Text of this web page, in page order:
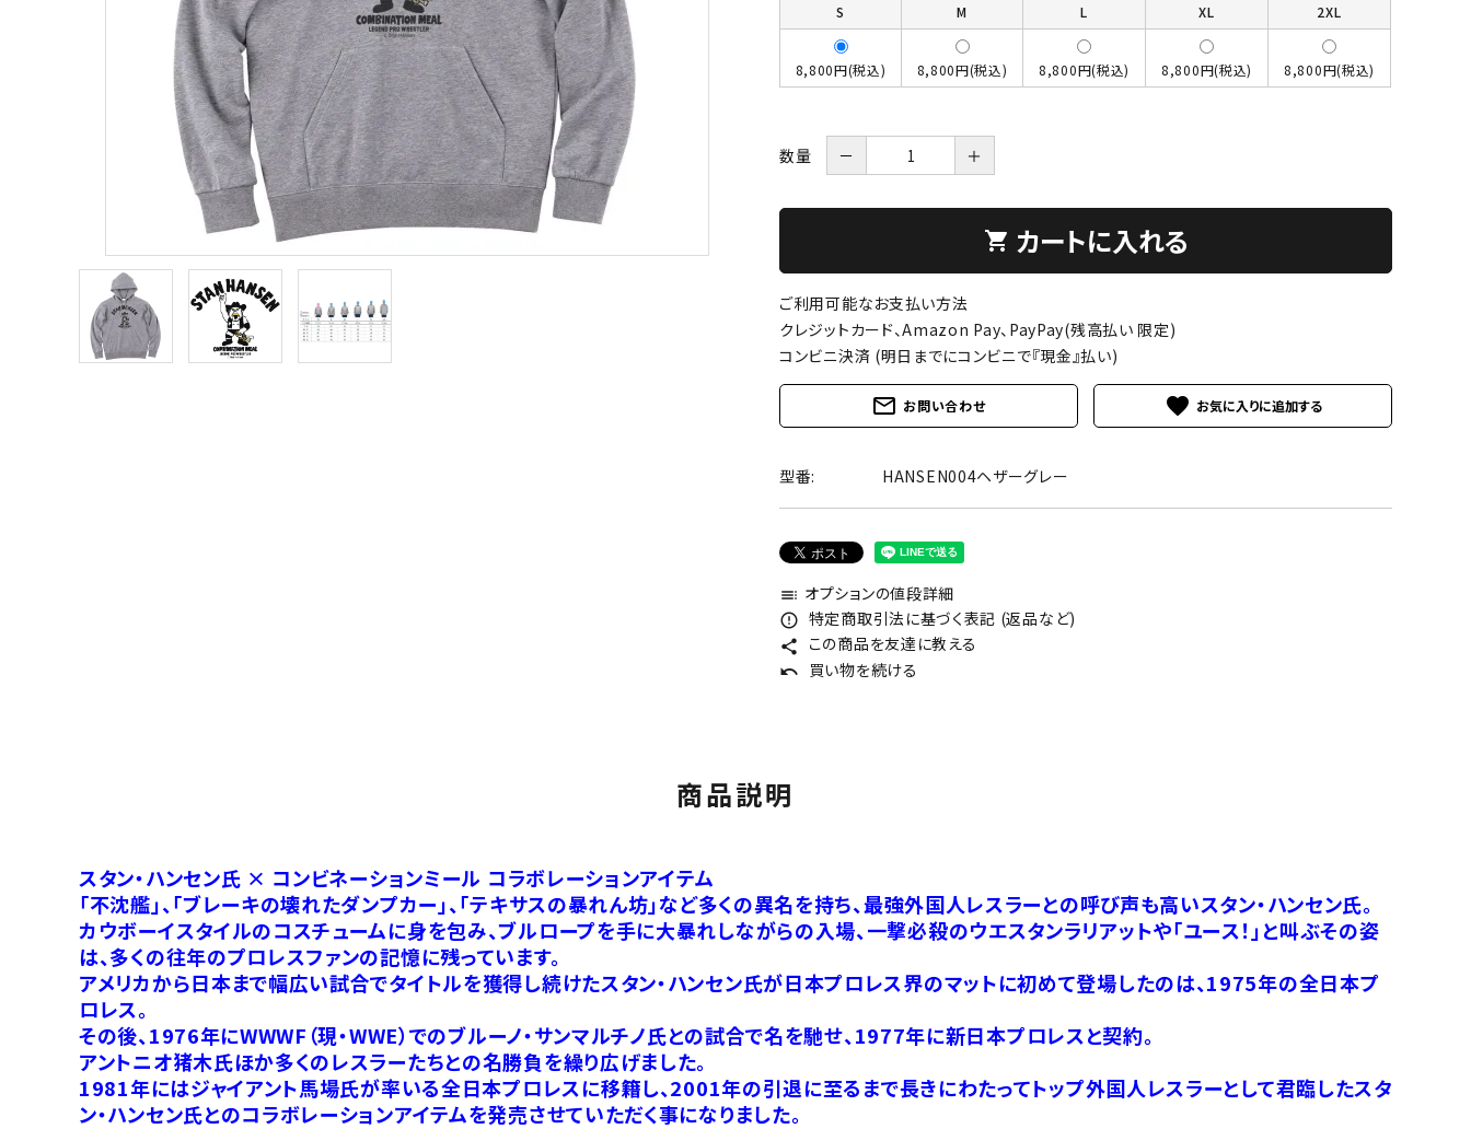
S M L XL 2XL
8,800円(税込) 8,800円(税込) 8,800円(税込) 8,800円(税込) 8,800円(税込)
数量 － ＋
shopping_cart カートに入れる
ご利用可能なお支払い方法
クレジットカード、Amazon Pay、PayPay(残高払い 限定)
コンビニ決済 (明日までにコンビニで『現金』払い)
mail_outline お問い合わせ favorite
型番: HANSEN004ヘザーグレー
toc オプションの値段詳細
error_outline 特定商取引法に基づく表記 (返品など)
share この商品を友達に教える
undo 買い物を続ける
商品説明
スタン・ハンセン氏 × コンビネーションミール コラボレーションアイテム
「不沈艦」、「ブレーキの壊れたダンプカー」、「テキサスの暴れん坊」など多くの異名を持ち、最強外国人レスラーとの呼び声も高いスタン・ハンセン氏。
カウボーイスタイルのコスチュームに身を包み、ブルロープを手に大暴れしながらの入場、一撃必殺のウエスタンラリアットや「ユース！」と叫ぶその姿
は、多くの往年のプロレスファンの記憶に残っています。
アメリカから日本まで幅広い試合でタイトルを獲得し続けたスタン・ハンセン氏が日本プロレス界のマットに初めて登場したのは、1975年の全日本プ
ロレス。
その後、1976年にWWWF（現・WWE）でのブルーノ・サンマルチノ氏との試合で名を馳せ、1977年に新日本プロレスと契約。
アントニオ猪木氏ほか多くのレスラーたちとの名勝負を繰り広げました。
1981年にはジャイアント馬場氏が率いる全日本プロレスに移籍し、2001年の引退に至るまで長きにわたってトップ外国人レスラーとして君臨したスタ
ン・ハンセン氏とのコラボレーションアイテムを発売させていただく事になりました。